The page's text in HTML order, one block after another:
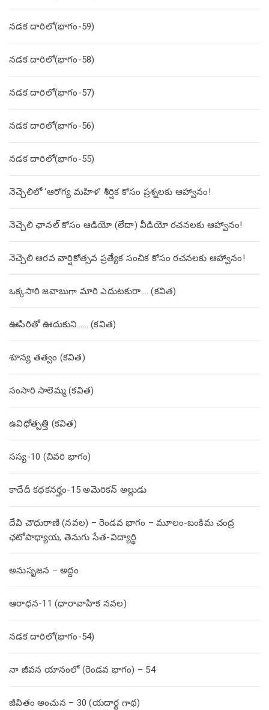
నడక దారిలో(భాగం-59)
నడక దారిలో(భాగం-58)
నడక దారిలో(భాగం-57)
నడక దారిలో(భాగం-56)
నడక దారిలో(భాగం-55)
నెచ్చెలిలో ‘ఆరోగ్య మహిళ’ శీర్షిక కోసం ప్రశ్నలకు ఆహ్వానం!
నెచ్చెలి ఛానల్ కోసం ఆడియో (లేదా) వీడియో రచనలకు ఆహ్వానం!
నెచ్చెలి ఆరవ వార్షికోత్సవ ప్రత్యేక సంచిక కోసం రచనలకు ఆహ్వానం!
ఒక్కసారి జవాబుగా మారి ఎదుటకురా…. (కవిత)
ఊపిరితో ఊదుకుని…… (కవిత)
శూన్య తత్వం (కవిత)
సంసారి సాలెమ్మ (కవిత)
ఉవిధోత్పత్తి (కవిత)
సస్య-10 (చివరి భాగం)
కాదేదీ కథకనర్హం-15 అమెరికన్ అల్లుడు
దేవి చౌధురాణి (నవల) – రెండవ భాగం – మూలం-బంకిమ చంద్ర
ఛటోపాధ్యాయ, తెనుగు సేత-విద్యార్థి
అనుసృజన – అద్దం
ఆరాధన-11 (ధారావాహిక నవల)
నడక దారిలో(భాగం-54)
నా జీవన యానంలో (రెండవ భాగం) – 54
జీవితం అంచున – 30 (యదార్థ గాథ)